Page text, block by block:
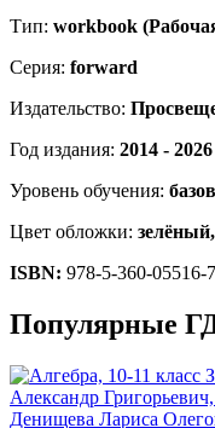
Тип: workbook
Серия: forward
Издательство:
Год издания: 2014 - 2026
Уровень обучения:
Цвет обложки:
ISBN: 978-5-360-05516-7
Популярные